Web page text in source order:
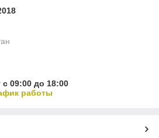
с 09:00 до 18:00
работы